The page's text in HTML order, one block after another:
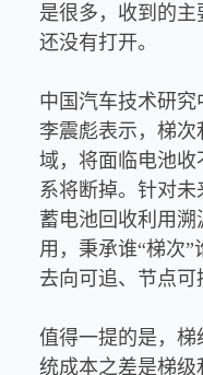
是很多，收到的
还没有打开。
中国汽车技术研
李震彪表示，梯
域，将面临电池
系将断掉。针对
蓄电池回收利用
用，秉承谁“梯次”
去向可追、节点可
值得一提的是，
统成本之差是梯